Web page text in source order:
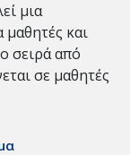
μια
και
σειρά από
σε μαθητές